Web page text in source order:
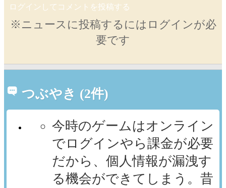
ログインしてコメントを投稿する
※ニュースに投稿するにはログインが必
要です
つぶやき (2件)
今時のゲームはオンライン
でログインやら課金が必要
だから、個人情報が漏洩す
る機会ができてしまう。昔